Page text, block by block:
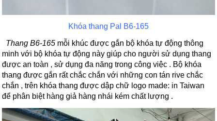
Khóa thang Pal B6-165
Thang B6-165 mỗi khúc được gắn bộ khóa tự động thông
minh với bộ khóa tự động này giúp cho người sử dụng thang
được an toàn , sử dụng đa năng trong công việc . Bộ khóa
thang được gắn rất chắc chắn với những con tán rive chắc
chắn , trên khóa thang được dập chữ logo made: in Taiwan
để phân biệt hàng giả hàng nhái kém chất lượng .